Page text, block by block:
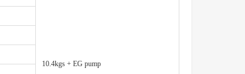
10.4kgs + EG pump